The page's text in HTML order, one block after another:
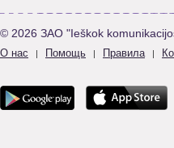
© 2026 ЗАО "Ieškok
О нас | Помощь | Правила |